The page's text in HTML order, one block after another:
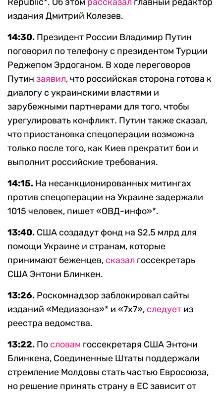
издания Дмитрий Колезев.
14:30. Президент России Владимир Путин
поговорил по телефону с президентом Турции
Реджепом Эрдоганом. В ходе переговоров
Путин заявил, что российская сторона готова к
диалогу с украинскими властями и
зарубежными партнерами для того, чтобы
урегулировать конфликт. Путин также сказал,
что приостановка спецоперации возможна
только после того, как Киев прекратит бои и
выполнит российские требования.
14:15. На несанкционированных митингах
против спецоперации на Украине задержали
1015 человек, пишет «ОВД-инфо»*.
13:40. США создадут фонд на $2,5 млрд для
помощи Украине и странам, которые
принимают беженцев, сказал госсекретарь
США Энтони Блинкен.
13:26. Роскомнадзор заблокировал сайты
изданий «Медиазона»* и «7х7», следует из
реестра ведомства.
13:22. По словам госсекретаря США Энтони
Блинкена, Соединенные Штаты поддержали
стремление Молдовы стать частью Евросоюза,
но решение принять страну в ЕС зависит от